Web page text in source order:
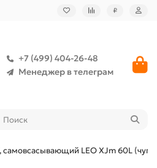
₽
+7 (499) 404-26-48
Менеджер в телеграм
самовсасывающий LEO XJm 60L